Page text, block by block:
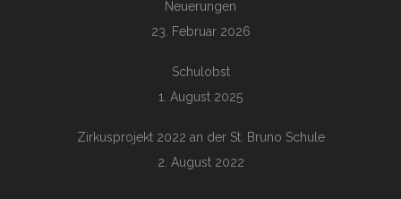
Neuerungen
23. Februar 2026
Schulobst
1. August 2025
Zirkusprojekt 2022 an der St. Bruno Schule
2. August 2022